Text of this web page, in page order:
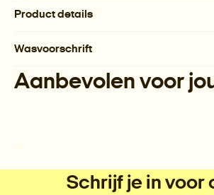
Product details
Wasvoorschrift
Aanbevolen voor
Schrijf je in voor